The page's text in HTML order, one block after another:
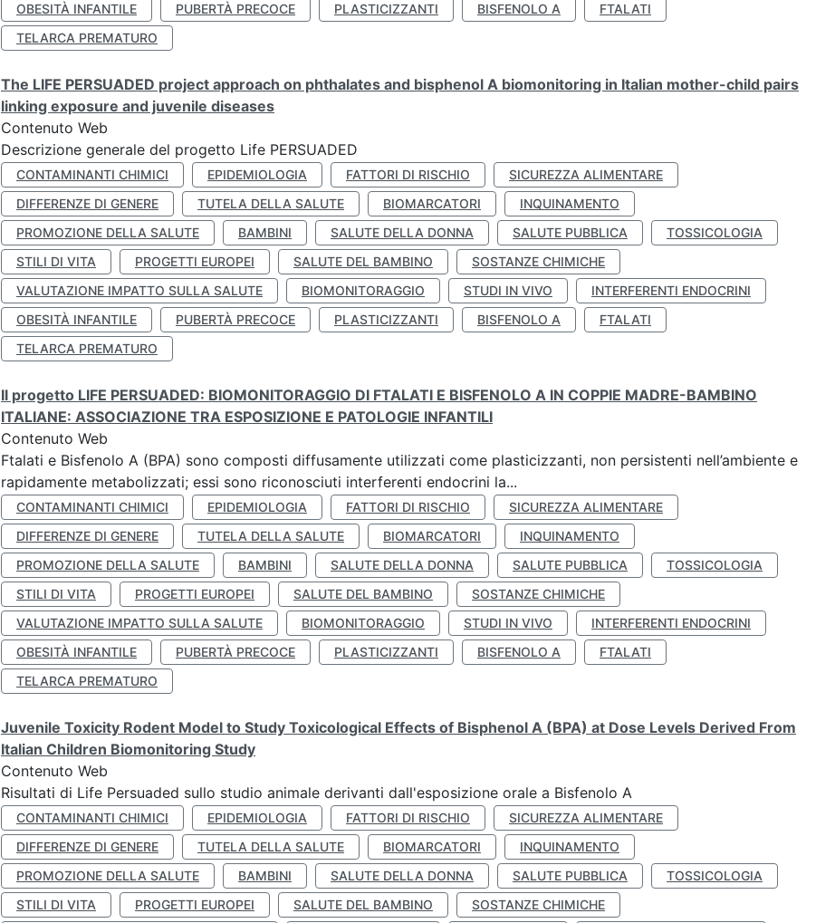
OBESITÀ INFANTILE
PUBERTÀ PRECOCE PLASTICIZZANTI BISFENOLO A
FTALATI
TELARCA PREMATURO
The LIFE PERSUADED project approach on phthalates and bisphenol A biomonitoring in Italian mother-child pairs
linking exposure and juvenile diseases
Contenuto Web
Descrizione generale del progetto Life PERSUADED
CONTAMINANTI CHIMICI EPIDEMIOLOGIA FATTORI DI RISCHIO
SICUREZZA ALIMENTARE
DIFFERENZE DI GENERE
TUTELA DELLA SALUTE BIOMARCATORI
INQUINAMENTO
PROMOZIONE DELLA SALUTE
BAMBINI SALUTE DELLA DONNA SALUTE PUBBLICA
TOSSICOLOGIA
STILI DI VITA
PROGETTI EUROPEI SALUTE DEL BAMBINO
SOSTANZE CHIMICHE
VALUTAZIONE IMPATTO SULLA SALUTE
BIOMONITORAGGIO STUDI IN VIVO
INTERFERENTI ENDOCRINI
OBESITÀ INFANTILE
PUBERTÀ PRECOCE PLASTICIZZANTI BISFENOLO A
FTALATI
TELARCA PREMATURO
Il progetto LIFE PERSUADED: BIOMONITORAGGIO DI FTALATI E BISFENOLO A IN COPPIE MADRE-BAMBINO
ITALIANE: ASSOCIAZIONE TRA ESPOSIZIONE E PATOLOGIE INFANTILI
Contenuto Web
Ftalati e Bisfenolo A (BPA) sono composti diffusamente utilizzati come plasticizzanti, non persistenti nell’ambiente e
rapidamente metabolizzati; essi sono riconosciuti interferenti endocrini la...
CONTAMINANTI CHIMICI EPIDEMIOLOGIA FATTORI DI RISCHIO
SICUREZZA ALIMENTARE
DIFFERENZE DI GENERE
TUTELA DELLA SALUTE BIOMARCATORI
INQUINAMENTO
PROMOZIONE DELLA SALUTE
BAMBINI SALUTE DELLA DONNA SALUTE PUBBLICA
TOSSICOLOGIA
STILI DI VITA
PROGETTI EUROPEI SALUTE DEL BAMBINO
SOSTANZE CHIMICHE
VALUTAZIONE IMPATTO SULLA SALUTE
BIOMONITORAGGIO STUDI IN VIVO
INTERFERENTI ENDOCRINI
OBESITÀ INFANTILE
PUBERTÀ PRECOCE PLASTICIZZANTI BISFENOLO A
FTALATI
TELARCA PREMATURO
Juvenile Toxicity Rodent Model to Study Toxicological Effects of Bisphenol A (BPA) at Dose Levels Derived From
Italian Children Biomonitoring Study
Contenuto Web
Risultati di Life Persuaded sullo studio animale derivanti dall'esposizione orale a Bisfenolo A
CONTAMINANTI CHIMICI EPIDEMIOLOGIA FATTORI DI RISCHIO
SICUREZZA ALIMENTARE
DIFFERENZE DI GENERE
TUTELA DELLA SALUTE BIOMARCATORI
INQUINAMENTO
PROMOZIONE DELLA SALUTE
BAMBINI SALUTE DELLA DONNA SALUTE PUBBLICA
TOSSICOLOGIA
STILI DI VITA
PROGETTI EUROPEI SALUTE DEL BAMBINO
SOSTANZE CHIMICHE